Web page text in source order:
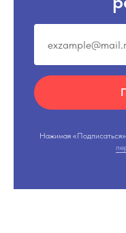
Нажимая